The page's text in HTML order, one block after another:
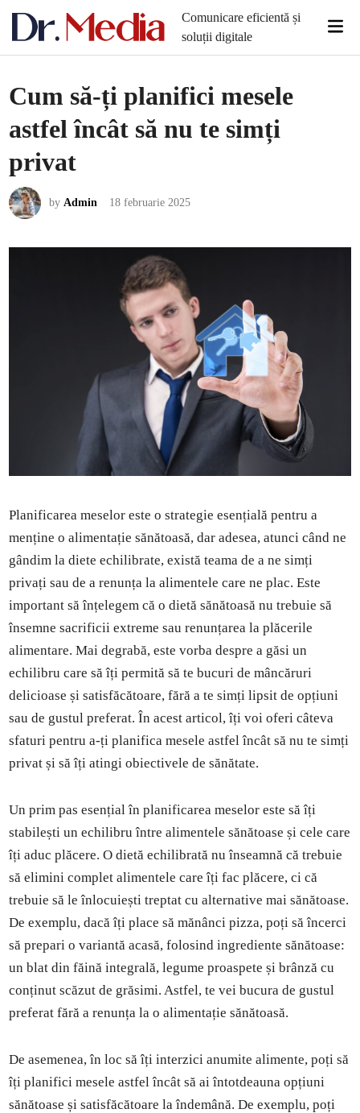
Comunicare eficientă și
soluții digitale
Cum să-ți planifici mesele
astfel încât să nu te simți
privat
byAdmin 18 februarie 2025
Planificarea meselor este o strategie esențială pentru a
menține o alimentație sănătoasă, dar adesea, atunci când ne
gândim la diete echilibrate, există teama de a ne simți
privați sau de a renunța la alimentele care ne plac. Este
important să înțelegem că o dietă sănătoasă nu trebuie să
însemne sacrificii extreme sau renunțarea la plăcerile
alimentare. Mai degrabă, este vorba despre a găsi un
echilibru care să îți permită să te bucuri de mâncăruri
delicioase și satisfăcătoare, fără a te simți lipsit de opțiuni
sau de gustul preferat. În acest articol, îți voi oferi câteva
sfaturi pentru a-ți planifica mesele astfel încât să nu te simți
privat și să îți atingi obiectivele de sănătate.
Un prim pas esențial în planificarea meselor este să îți
stabilești un echilibru între alimentele sănătoase și cele care
îți aduc plăcere. O dietă echilibrată nu înseamnă că trebuie
să elimini complet alimentele care îți fac plăcere, ci că
trebuie să le înlocuiești treptat cu alternative mai sănătoase.
De exemplu, dacă îți place să mănânci pizza, poți să încerci
să prepari o variantă acasă, folosind ingrediente sănătoase:
un blat din făină integrală, legume proaspete și brânză cu
conținut scăzut de grăsimi. Astfel, te vei bucura de gustul
preferat fără a renunța la o alimentație sănătoasă.
De asemenea, în loc să îți interzici anumite alimente, poți să
îți planifici mesele astfel încât să ai întotdeauna opțiuni
sănătoase și satisfăcătoare la îndemână. De exemplu, poți